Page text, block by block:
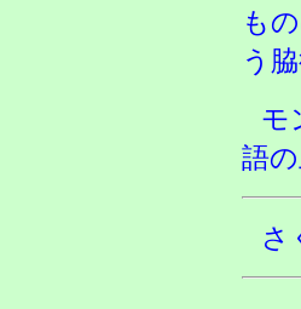
も
う
モ
語
さ